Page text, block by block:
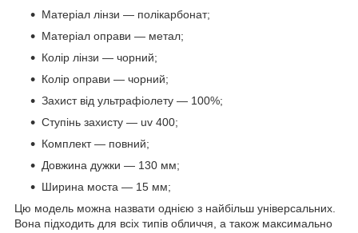
Матеріал лінзи — полікарбонат;
Матеріал оправи — метал;
Колір лінзи — чорний;
Колір оправи — чорний;
Захист від ультрафіолету — 100%;
Ступінь захисту — uv 400;
Комплект — повний;
Довжина дужки — 130 мм;
Ширина моста — 15 мм;
Цю модель можна назвати однією з найбільш універсальних.
Вона підходить для всіх типів обличчя, а також максимально